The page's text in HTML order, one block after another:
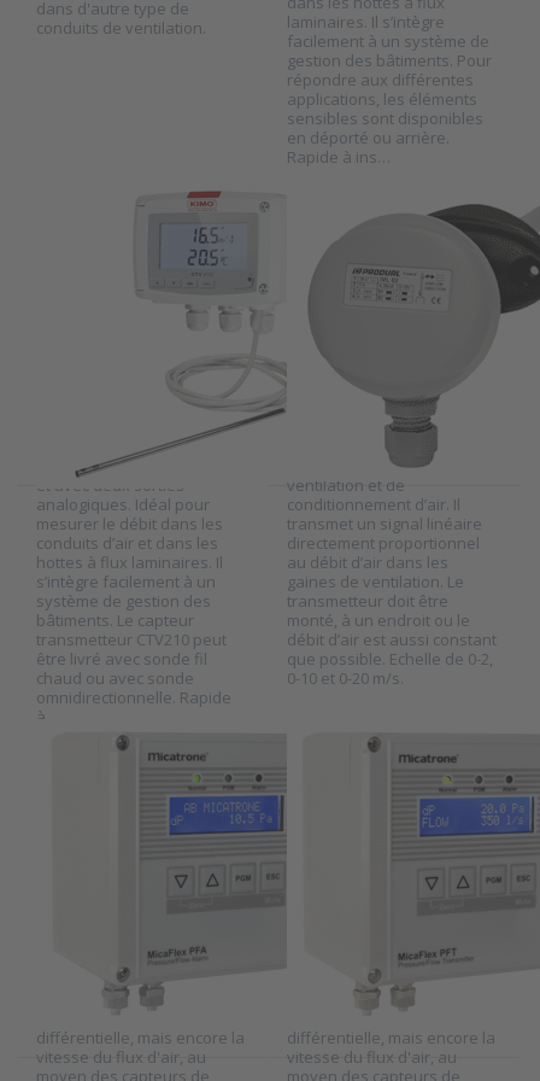
dans d'autre type de
conduits de ventilation.
laminaires. Il s’intègre
facilement à un système de
gestion des bâtiments. Pour
répondre aux différentes
applications, les éléments
sensibles sont disponibles
en déporté ou arrière.
Rapide à ins…
KIMO SAUERMANN
Transmetteur de
vitesse d'air série
La série CTV 210 est un
capteur transmetteur de
vitesse et de température
avec ou sans afficheur LCD
et avec deux sorties
analogiques. Idéal pour
mesurer le débit dans les
conduits d’air et dans les
hottes à flux laminaires. Il
s’intègre facilement à un
système de gestion des
bâtiments. Le capteur
transmetteur CTV210 peut
être livré avec sonde fil
chaud ou avec sonde
omnidirectionnelle. Rapide
à…
options to
Kimo
PRODUAL EN BELGIQUE
Produal
transmetteur de
vitesse d’air série
IVL
2007120
Transmetteur de vitesse
d’air conçu pour la mesure
de vitesse d’air dans les
gaines des systèmes de
ventilation et de
conditionnement d’air. Il
transmet un signal linéaire
directement proportionnel
au débit d’air dans les
gaines de ventilation. Le
transmetteur doit être
monté, à un endroit ou le
débit d’air est aussi constant
que possible. Echelle de 0-2,
0-10 et 0-20 m/s.
options to
Produal
transmetteur
de vitesse
d’air série IVL
MICATRONE
Transmetteur de
différentielle et
de vitesse de l'air
Les transmetteurs de la
série MF-PFA mesurent non
différentielle, mais encore la
vitesse du flux d'air, au
moyen des capteurs de
Press ENTER
for more
options to
Transmetteur
de pression
différentielle
et de vitesse
de l'air série
MF-PFA
MICATRONE
Transmetteur de
différentielle et
de vitesse de l'air
série MF-PFT
Les transmetteurs de la
série MF-PFT mesurent non
différentielle, mais encore la
vitesse du flux d'air, au
moyen des capteurs de
Press ENTER
for more
options to
Transmetteur
de pression
différentielle
et de vitesse
de l'air série
MF-PFT